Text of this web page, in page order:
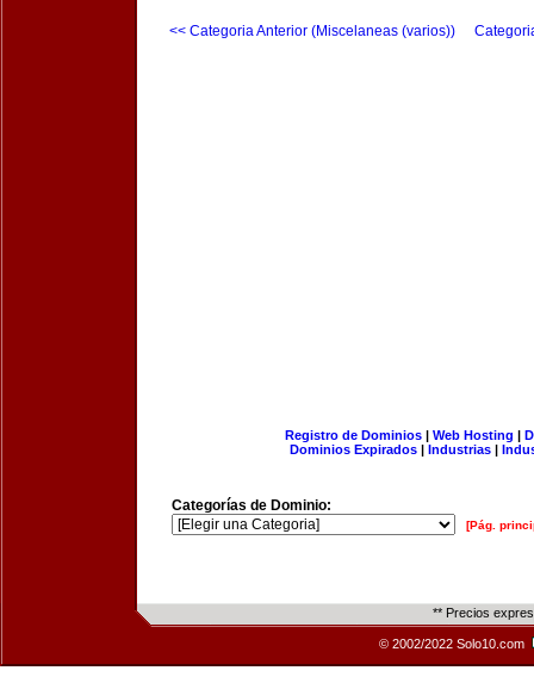
<< Categoria Anterior (Miscelaneas (varios))
Registro de Dominios| Web Hosting |
Dominios Expirados | Industrias |
Categorías de Dominio:
[Pág.
** Precios
© 2002/2022 Solo10.com